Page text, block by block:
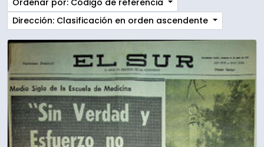
Ordenar por: Código de referencia
Dirección: Clasificación en orden ascendente